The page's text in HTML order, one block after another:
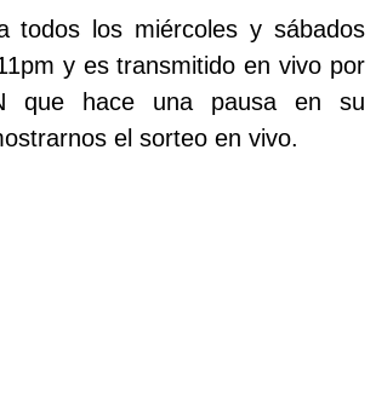
todos los miércoles y sábados
y es transmitido en vivo por
que hace una pausa en su
el sorteo en vivo.